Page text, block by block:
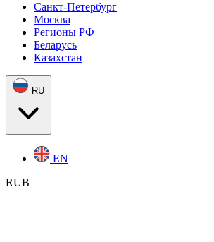
Санкт-Петербург
Москва
Регионы РФ
Беларусь
Казахстан
RU
EN
RUB